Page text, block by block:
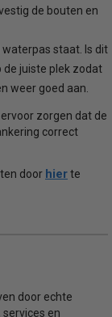
de bouten en
staat. Is dit
de juiste plek zodat
weer goed aan.
zorgen dat de
correct
door hierte
door echte
en